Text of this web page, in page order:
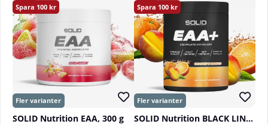
100
SOLID Nutrition EAA, 300 g
100
SOLID Nutrition BLACK LINE EAA+, 440 g